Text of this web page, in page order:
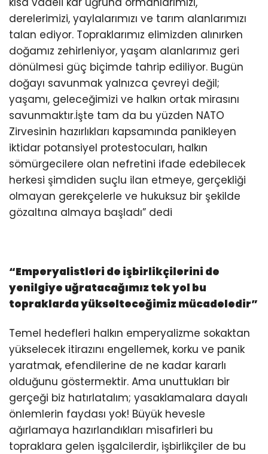
derelerimizi, yaylalarımızı ve tarım alanlarımızı
talan ediyor. Topraklarımız elimizden alınırken
doğamız zehirleniyor, yaşam alanlarımız geri
dönülmesi güç biçimde tahrip ediliyor. Bugün
doğayı savunmak yalnızca çevreyi değil;
yaşamı, geleceğimizi ve halkın ortak mirasını
savunmaktır.İşte tam da bu yüzden NATO
Zirvesinin hazırlıkları kapsamında panikleyen
iktidar potansiyel protestocuları, halkın
sömürgecilere olan nefretini ifade edebilecek
herkesi şimdiden suçlu ilan etmeye, gerçekliği
olmayan gerekçelerle ve hukuksuz bir şekilde
gözaltına almaya başladı” dedi
“Emperyalistleri de işbirlikçilerini de
yenilgiye uğratacağımız tek yol bu
topraklarda yükselteceğimiz mücadeledir”
Temel hedefleri halkın emperyalizme sokaktan
yükselecek itirazını engellemek, korku ve panik
yaratmak, efendilerine de ne kadar kararlı
olduğunu göstermektir. Ama unuttukları bir
gerçeği biz hatırlatalım; yasaklamalara dayalı
önlemlerin faydası yok! Büyük hevesle
ağırlamaya hazırlandıkları misafirleri bu
topraklara gelen işgalcilerdir, işbirlikçiler de bu